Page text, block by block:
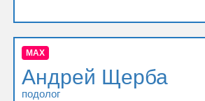
MAX
Андрей Щерба
подолог